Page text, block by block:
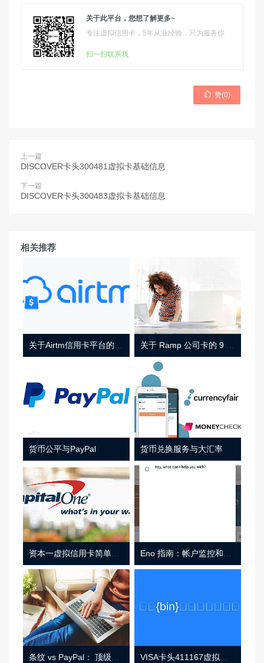
关于此平台，您想了解更多~
专注虚拟信用卡，5年从业经验，只为服务你
扫一扫联系我
 赞(0)
上一篇
DISCOVER卡头300481虚拟卡基础信息
下一篇
DISCOVER卡头300483虚拟卡基础信息
相关推荐
货币公平与PayPal 货币兑换服务与大汇率
资本一虚拟信用卡简单介绍
条纹 vs PayPal： 顶级功能， 定价 （和更多！ VISA卡头411167虚拟卡基础信息